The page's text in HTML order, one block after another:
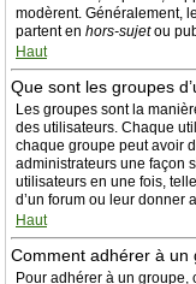
modèrent. Généralement,
partent en hors-sujetou
Haut
Que sont les groupes
Les groupes sont la
des utilisateurs. Chaque
chaque groupe peut avoir
administrateurs une façon
utilisateurs en une fois,
d’un forum ou leur donner
Haut
Comment adhérer à un
Pour adhérer à un groupe,